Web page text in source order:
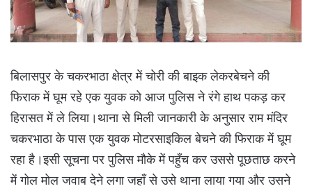
बिलासपुर के चकरभाठा क्षेत्र में चोरी की बाइक लेकरबेचने की
फिराक में घूम रहे एक युवक को आज पुलिस ने रंगे हाथ पकड़ कर
हिरासत में ले लिया।थाना से मिली जानकारी के अनुसार राम मंदिर
चकरभाठा के पास एक युवक मोटरसाइकिल बेचने की फिराक में घूम
रहा है।इसी सूचना पर पुलिस मौके में पहुँच कर उससे पूछताछ करने
में गोल मोल जवाब देने लगा जहाँ से उसे थाना लाया गया और उसने